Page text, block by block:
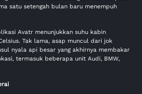
satu setengah bulan baru menempuh
Avatr menunjukkan suhu kabin
Tak lama, asap muncul dari jok
nyala api besar yang akhirnya membakar
termasuk beberapa unit Audi, BMW,